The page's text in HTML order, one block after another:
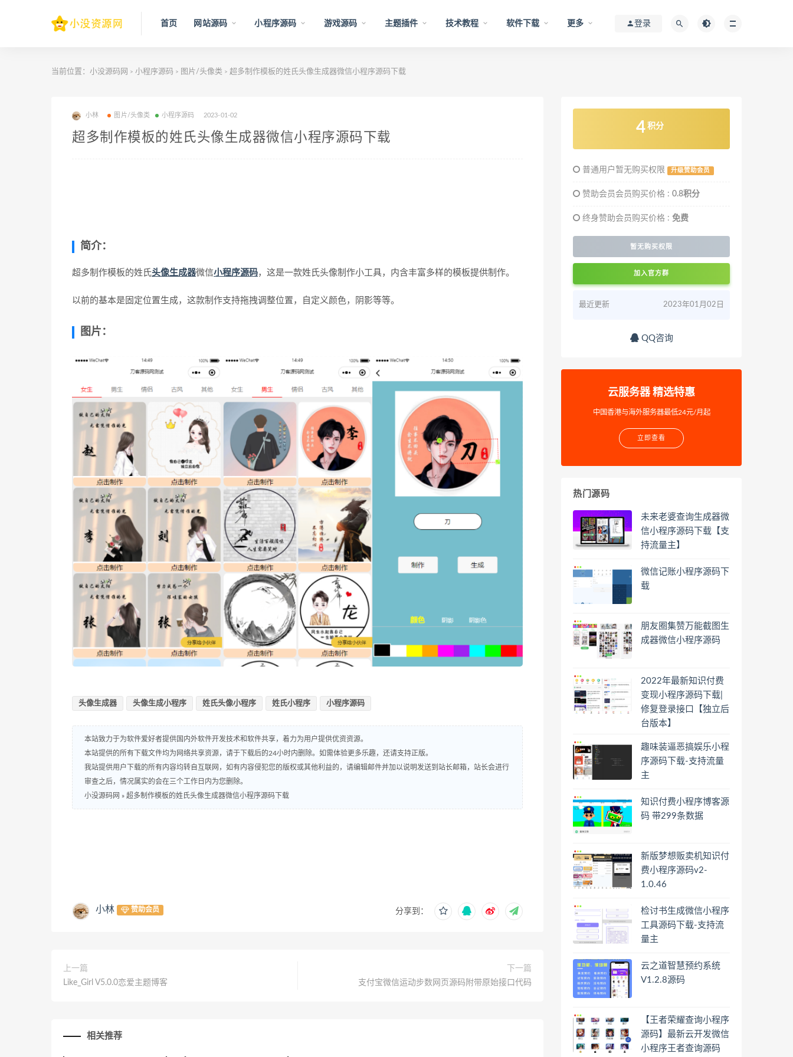
首页 网站源码 小程序源码 游戏源码 主题插件 技术教程 软件下载 更多 登录
当前位置： 小没源码网 > 小程序源码 > 图片/头像类 > 超多制作模板的姓氏头像生成器微信小程序源码下载
小林 图片/头像类 小程序源码 2023-01-02
超多制作模板的姓氏头像生成器微信小程序源码下载
简介：
超多制作模板的姓氏头像生成器微信小程序源码，这是一款姓氏头像制作小工具，内含丰富多样的模板提供制作。
以前的基本是固定位置生成，这款制作支持拖拽调整位置，自定义颜色，阴影等等。
图片：
头像生成器 头像生成小程序 姓氏头像小程序 姓氏小程序 小程序源码
本站致力于为软件爱好者提供国内外软件开发技术和软件共享，着力为用户提供优资资源。
本站提供的所有下载文件均为网络共享资源，请于下载后的24小时内删除。如需体验更多乐趣，还请支持正版。
我站提供用户下载的所有内容均转自互联网，如有内容侵犯您的版权或其他利益的，请编辑邮件并加以说明发送到站长邮箱，站长会进行
审查之后，情况属实的会在三个工作日内为您删除。
小没源码网 » 超多制作模板的姓氏头像生成器微信小程序源码下载
小林 赞助会员 分享到：
上一篇
Like_Girl V5.0.0恋爱主题博客
下一篇
支付宝微信运动步数网页源码附带原始接口代码
相关推荐
4 积分
普通用户暂无购买权限 升级赞助会员
赞助会员会员购买价格 : 0.8积分
终身赞助会员购买价格 : 免费
暂无购买权限
加入官方群
最近更新 2023年01月02日
QQ咨询
云服务器 精选特惠
中国香港与海外服务器最低24元/月起
立即查看
热门源码
未来老婆查询生成器微
信小程序源码下载【支
持流量主】
微信记账小程序源码下
载
朋友圈集赞万能截图生
成器微信小程序源码
2022年最新知识付费
变现小程序源码下载|
修复登录接口【独立后
台版本】
趣味装逼恶搞娱乐小程
序源码下载-支持流量
主
知识付费小程序博客源
码 带299条数据
新版梦想贩卖机知识付
费小程序源码v2-
1.0.46
检讨书生成微信小程序
工具源码下载-支持流
量主
云之道智慧预约系统
V1.2.8源码
【王者荣耀查询小程序
源码】最新云开发微信
小程序王者查询源码